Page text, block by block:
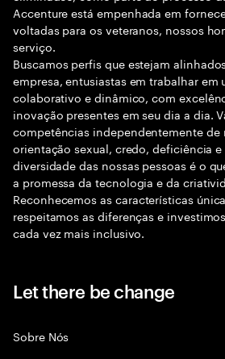
Accenture está empenhada em
voltadas para os veteranos, nossos
serviço.
Buscamos perfis que estejam
empresa, entusiastas em trabalhar em
colaborativo e dinâmico, com
inovação presentes em seu dia a dia.
competências independentemente de
orientação sexual, credo, deficiência
diversidade das nossas pessoas é o
a promessa da tecnologia e da
Reconhecemos as características
respeitamos as diferenças e
cada vez mais inclusivo.
Let there be change
Sobre Nós